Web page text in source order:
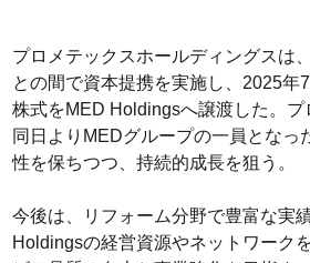
プロメテックスホールディングスは
との間で資本提携を実施し、2025年
株式をMED Holdingsへ譲渡した。プ
同日よりMEDグループの一員となっ
性を保ちつつ、持続的成長を狙う。
今後は、リフォーム分野で豊富な実
Holdingsの経営資源やネットワーク